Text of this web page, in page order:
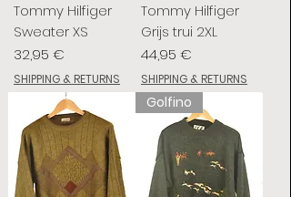
Tommy Hilfiger
Sweater XS
Preis
32,95 €
SHIPPING & RETURNS
Tommy Hilfiger
Grijs trui 2XL
Preis
44,95 €
SHIPPING & RETURNS
Golfino